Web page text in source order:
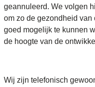
geannuleerd. We volgen
om zo de gezondheid
goed mogelijk te kunnen
de hoogte van de
Wij zijn telefonisch